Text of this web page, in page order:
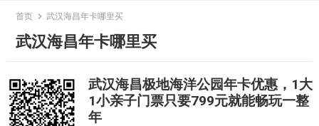
content
首页 武汉海昌年卡哪里买
武汉海昌年卡哪里买
武汉海昌极地海洋公园年卡优惠，1大
1小亲子门票只要799元就能畅玩一整
年